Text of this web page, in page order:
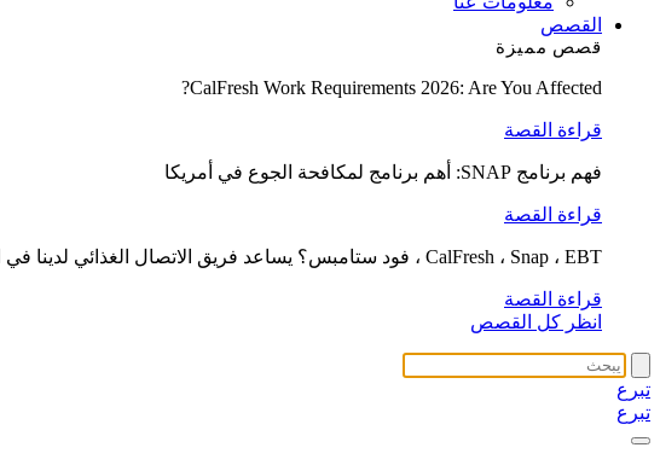
القصص
قصص مميزة
CalFresh Work Requirements 2026: Are You Affected?
قراءة القصة
فهم برنامج SNAP: أهم برنامج لمكافحة الجوع في أمريكا
قراءة القصة
CalFresh ، Snap ، EBT ، فود ستامبس؟ يساعد فريق الاتصال الغذائي لدينا في التوضيح
قراءة القصة
انظر كل القصص
تبرع
تبرع